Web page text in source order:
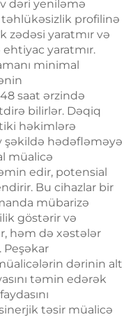
dəri yeniləmə
təhlükəsizlik profilinə
zədəsi yaratmır və
yaratmır.
minimal
saat ərzində
bilirlər. Dəqiq
həkimlərə
şəkildə hədəfləməyə
müalicə
edir, potensial
Bu cihazlar bir
mübarizə
göstərir və
həm də xəstələr
dərinin alt
təmin edərək
təsir müalicə